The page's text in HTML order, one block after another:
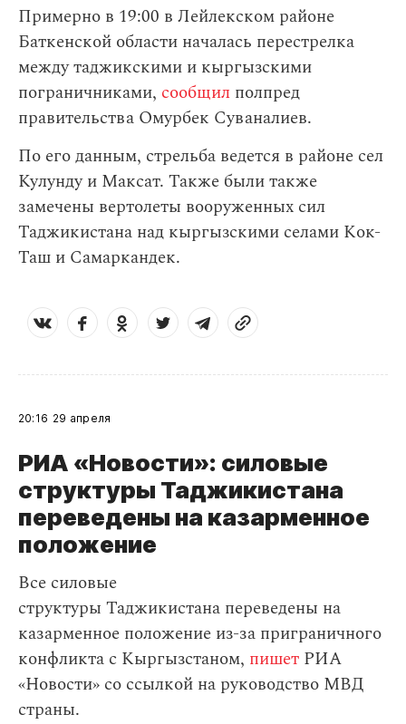
Примерно в 19:00 в Лейлекском районе
Баткенской области началась перестрелка
между таджикскими и кыргызскими
пограничниками, сообщил полпред
правительства Омурбек Суваналиев.
По его данным, стрельба ведется в районе сел
Кулунду и Максат. Также были также
замечены вертолеты вооруженных сил
Таджикистана над кыргызскими селами Кок-
Таш и Самаркандек.
20:16 29 апреля
РИА «Новости»: силовые
структуры Таджикистана
переведены на казарменное
положение
Все силовые
структуры Таджикистана переведены на
казарменное положение из-за приграничного
конфликта с Кыргызстаном, пишет РИА
«Новости» со ссылкой на руководство МВД
страны.